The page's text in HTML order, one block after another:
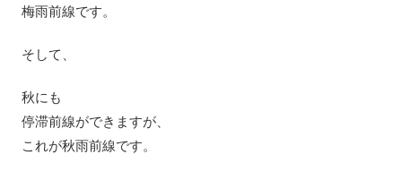
梅雨前線です。
そして、
秋にも
停滞前線ができますが、
これが秋雨前線です。